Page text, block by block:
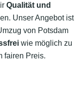
Qualität und
Unser Angebot ist
von Potsdam
wie möglich zu
fairen Preis.